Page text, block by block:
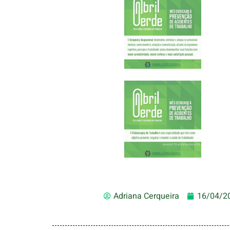
Adriana Cerqueira 16/04/